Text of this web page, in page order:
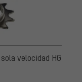
velocidad HG